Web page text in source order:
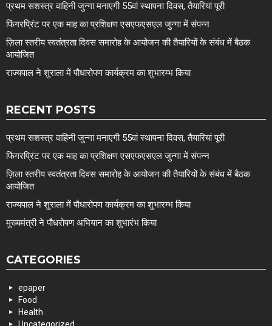
प्रथम सशस्त्र वाहिनी जुन्गा मनाएगी 55वां स्थापना दिवस, तैयारियां पूरी
फिंगरप्रिंट पर एक माह का प्रशिक्षण एसएफएसएल जुन्गा में संपन्न
ज़िला स्तरीय स्वतंत्रता दिवस समारोह के आयोजन की तैयारियों के संबंध में बैठक
आयोजित
राज्यपाल ने शुराला में पौधारोपण कार्यक्रम का शुभारम्भ किया
RECENT POSTS
प्रथम सशस्त्र वाहिनी जुन्गा मनाएगी 55वां स्थापना दिवस, तैयारियां पूरी
फिंगरप्रिंट पर एक माह का प्रशिक्षण एसएफएसएल जुन्गा में संपन्न
ज़िला स्तरीय स्वतंत्रता दिवस समारोह के आयोजन की तैयारियों के संबंध में बैठक
आयोजित
राज्यपाल ने शुराला में पौधारोपण कार्यक्रम का शुभारम्भ किया
मुख्यमंत्री ने पौधरोपण अभियान का शुभारंभ किया
CATEGORIES
epaper
Food
Health